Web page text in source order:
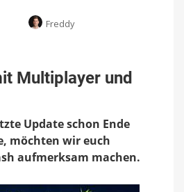
Freddy
Multiplayer und
Update schon Ende
möchten wir euch
aufmerksam machen.